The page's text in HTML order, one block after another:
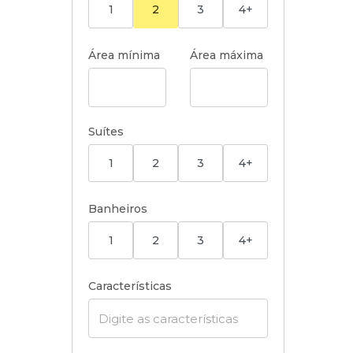
1 2 3 4+
Área mínima Área máxima
Suítes
1 2 3 4+
Banheiros
1 2 3 4+
Características